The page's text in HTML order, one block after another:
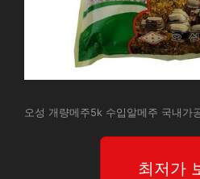
오성 개량메주5k 수입알메주 국내가
최저가